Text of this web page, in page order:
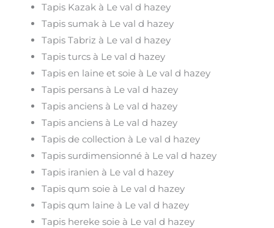
Tapis Kazak à Le val d hazey
Tapis sumak à Le val d hazey
Tapis Tabriz à Le val d hazey
Tapis turcs à Le val d hazey
Tapis en laine et soie à Le val d hazey
Tapis persans à Le val d hazey
Tapis anciens à Le val d hazey
Tapis anciens à Le val d hazey
Tapis de collection à Le val d hazey
Tapis surdimensionné à Le val d hazey
Tapis iranien à Le val d hazey
Tapis qum soie à Le val d hazey
Tapis qum laine à Le val d hazey
Tapis hereke soie à Le val d hazey